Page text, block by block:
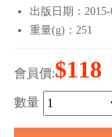
出版日期：2015-
重量(g)：251
會員價:$118
數量